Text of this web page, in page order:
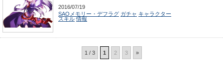
2016/07/19
SAOメモリー・デフラグ ガチャ キャラクター
スキル 情報
1 / 3 1 2 3 »